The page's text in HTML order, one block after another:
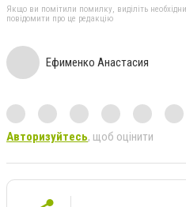
Якщо ви помітили помилку, виділіть
повідомити про це редакцію
Ефименко Анастасия
Авторизуйтесь, щоб оцінити